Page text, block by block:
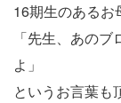
16期生のあるお
「先生、あの
よ」
というお言葉も